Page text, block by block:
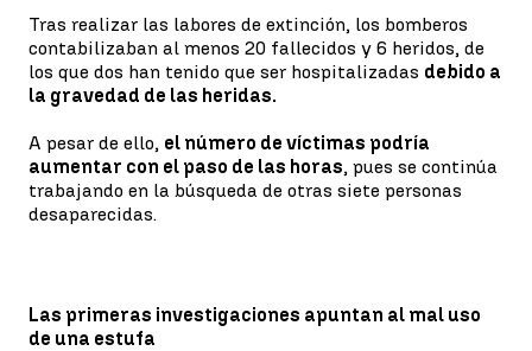
Tras realizar las labores de extinción, los bomberos
contabilizaban al menos 20 fallecidos y 6 heridos, de
los que dos han tenido que ser hospitalizadas debido a
la gravedad de las heridas.
A pesar de ello, el número de víctimas podría
aumentar con el paso de las horas, pues se continúa
trabajando en la búsqueda de otras siete personas
desaparecidas.
Las primeras investigaciones apuntan al mal uso
de una estufa